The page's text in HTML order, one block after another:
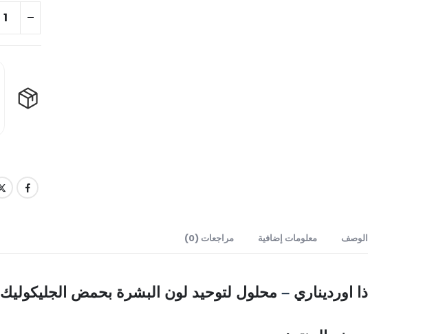
الوصف معلومات إضافية مراجعات (0)
ذا اورديناري – محلول لتوحيد لون البشرة بحمض الجليكوليك 7٪